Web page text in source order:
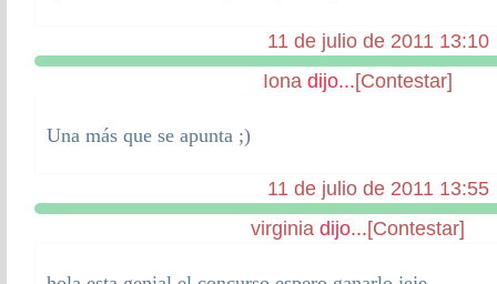
11 de julio de 2011 13:10
Iona dijo...[Contestar]
Una más que se apunta ;)
11 de julio de 2011 13:55
virginia dijo...[Contestar]